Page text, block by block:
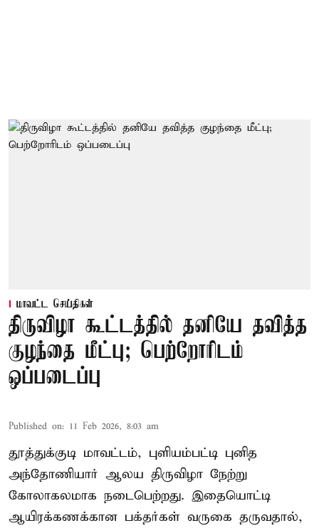
மாவட்ட செய்திகள்
திருவிழா கூட்டத்தில் தனியே தவித்த
குழந்தை மீட்பு; பெற்றோரிடம்
ஒப்படைப்பு
Published on: 11 Feb 2026, 8:03 am
தூத்துக்குடி மாவட்டம், புளியம்பட்டி புனித
அந்தோணியார் ஆலய திருவிழா நேற்று
கோலாகலமாக நடைபெற்றது. இதையொட்டி
ஆயிரக்கணக்கான பக்தர்கள் வருகை தருவதால்,